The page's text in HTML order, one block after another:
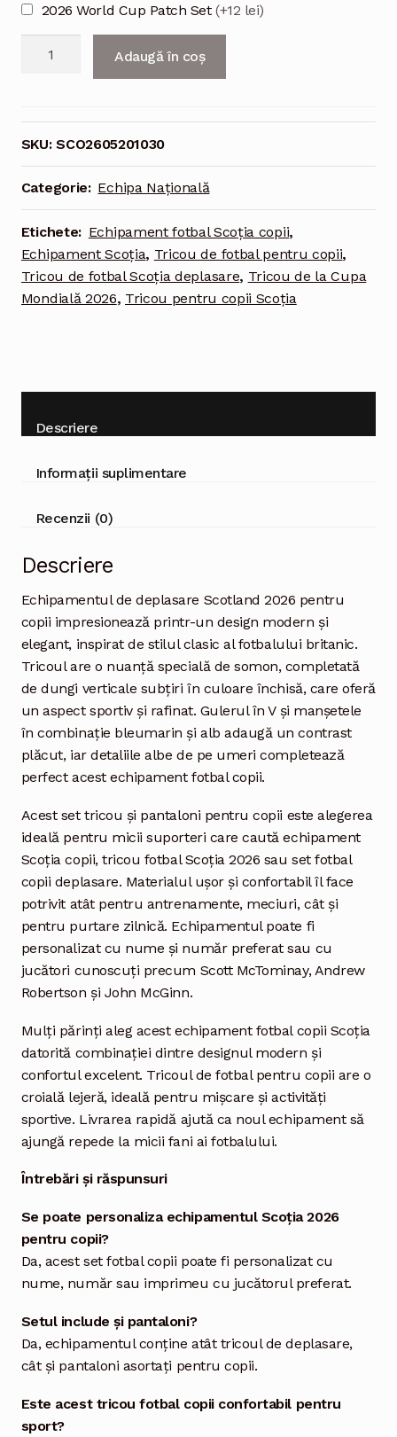
2026 World Cup Patch Set(+12 lei)
tricou
și
șort
Adaugă în coș
SKU:SCO2605201030
Categorie: Echipa Națională
Etichete: Echipament fotbal Scoția copii,
Echipament Scoția, Tricou de fotbal pentru copii,
Tricou de fotbal Scoția deplasare, Tricou de la Cupa
Mondială 2026, Tricou pentru copii Scoția
Descriere
Informații suplimentare
Recenzii (0)
Descriere
Echipamentul de deplasare Scotland 2026 pentru
copii impresionează printr-un design modern și
elegant, inspirat de stilul clasic al fotbalului britanic.
Tricoul are o nuanță specială de somon, completată
de dungi verticale subțiri în culoare închisă, care oferă
un aspect sportiv și rafinat. Gulerul în V și manșetele
în combinație bleumarin și alb adaugă un contrast
plăcut, iar detaliile albe de pe umeri completează
perfect acest echipament fotbal copii.
Acest set tricou și pantaloni pentru copii este alegerea
ideală pentru micii suporteri care caută echipament
Scoția copii, tricou fotbal Scoția 2026 sau set fotbal
copii deplasare. Materialul ușor și confortabil îl face
potrivit atât pentru antrenamente, meciuri, cât și
pentru purtare zilnică. Echipamentul poate fi
personalizat cu nume și număr preferat sau cu
jucători cunoscuți precum Scott McTominay,Andrew
Robertson și John McGinn.
Mulți părinți aleg acest echipament fotbal copii Scoția
datorită combinației dintre designul modern și
confortul excelent. Tricoul de fotbal pentru copii are o
croială lejeră, ideală pentru mișcare și activități
sportive. Livrarea rapidă ajută ca noul echipament să
ajungă repede la micii fani ai fotbalului.
Întrebări și răspunsuri
Se poate personaliza echipamentul Scoția 2026
pentru copii?
Da, acest set fotbal copii poate fi personalizat cu
nume, număr sau imprimeu cu jucătorul preferat.
Setul include și pantaloni?
Da, echipamentul conține atât tricoul de deplasare,
cât și pantaloni asortați pentru copii.
Este acest tricou fotbal copii confortabil pentru
sport?